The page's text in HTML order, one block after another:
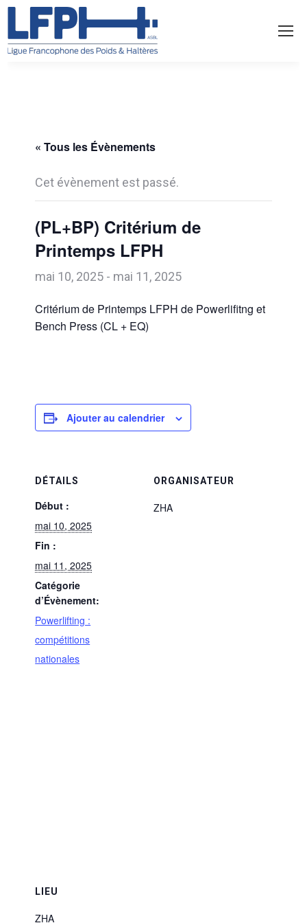
« Tous les Évènements
Cet évènement est passé.
(PL+BP) Critérium de
Printemps LFPH
mai 10, 2025 - mai 11, 2025
Critérium de Printemps LFPH de Powerlifitng et
Bench Press (CL + EQ)
Ajouter au calendrier
DÉTAILS
Début :
mai 10, 2025
Fin :
mai 11, 2025
Catégorie
d’Évènement:
Powerlifting :
compétitions
nationales
ORGANISATEUR
ZHA
LIEU
ZHA